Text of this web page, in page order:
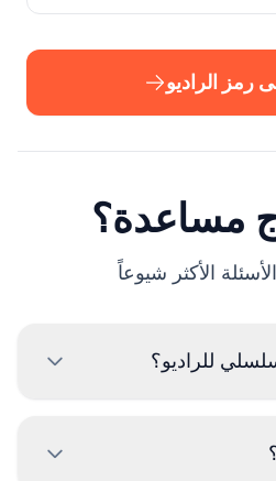
رمز الراديو
مساعدة؟
الأكثر شيوعاً
للراديو؟
الراديو. عادةً ما يكون الرقم
الرمز الشريطي. أمثلة: